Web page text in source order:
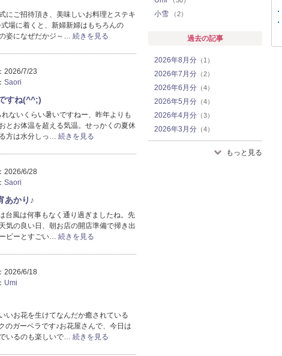
にご招待頂き、美味しいお料理とステキ
場に着くと、新婦新婦はもちろんの
姿になぜだかジ～… 続きを見る
2026/7/23
Saori
すね(^^;)
ないくらい暑いですねー、昨年よりも
とお体温を超える気温。せっかくの夏休
方は水分しっ… 続きを見る
2026/6/28
Saori
あかり♪
台風は何事もなく通り過ぎましたね。先
気の良い日、朝お店の開店準備で掃き出
ピーとすごい… 続きを見る
2026/6/18
Umi
いお花を生けてなんだか癒されている
のガーベラです♪お花屋さんで、今日は
いるのも楽しいで… 続きを見る
小雪 （2）
過去の記事
2026年8月分 （1）
2026年7月分 （2）
2026年6月分 （4）
2026年5月分 （4）
2026年4月分 （3）
2026年3月分 （4）
2026年1月分（5）
（2） もっと見る